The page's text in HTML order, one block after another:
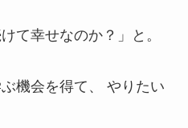
て幸せなのか？」と。
機会を得て、 やりたい